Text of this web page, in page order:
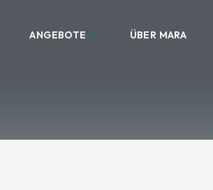
ANGEBOTE ÜBER MARA